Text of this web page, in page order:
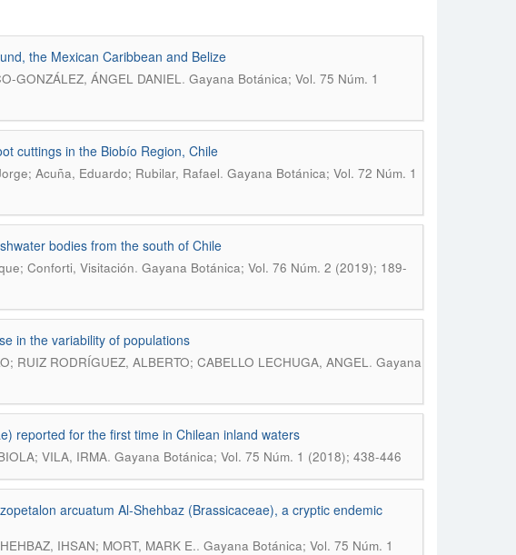
the Mexican Caribbean and Belize
GONZÁLEZ, ÁNGEL DANIEL. Gayana Botánica; Vol. 75 Núm. 1
cuttings in the Biobío Region, Chile
Acuña, Eduardo; Rubilar, Rafael. Gayana Botánica; Vol. 72 Núm. 1
bodies from the south of Chile
Conforti, Visitación. Gayana Botánica; Vol. 76 Núm. 2 (2019); 189-
in the variability of populations
RUIZ RODRÍGUEZ, ALBERTO; CABELLO LECHUGA, ANGEL. Gayana
reported for the first time in Chilean inland waters
VILA, IRMA. Gayana Botánica; Vol. 75 Núm. 1 (2018); 438-446
arcuatum Al-Shehbaz (Brassicaceae), a cryptic endemic
IHSAN; MORT, MARK E.. Gayana Botánica; Vol. 75 Núm. 1